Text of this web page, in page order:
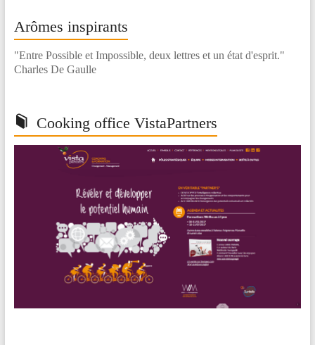
Arômes inspirants
"Entre Possible et Impossible, deux lettres et un état d'esprit."
Charles De Gaulle
Cooking office VistaPartners